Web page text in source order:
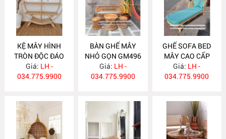
KỆ MÂY HÌNH
TRÒN ĐỘC ĐÁO
TM14
Giá: LH -
034.775.9900
BÀN GHẾ MÂY
NHỎ GỌN GM496
Giá: LH -
034.775.9900
GHẾ SOFA BED
MÂY CAO CẤP
GM495
Giá: LH -
034.775.9900